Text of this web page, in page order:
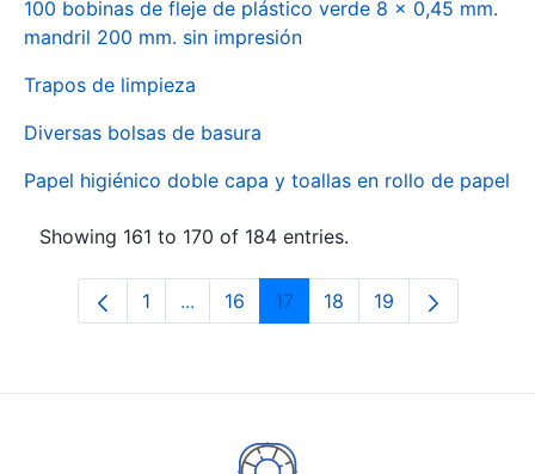
100 bobinas de fleje de plástico verde 8 x 0,45 mm.
mandril 200 mm. sin impresión
Trapos de limpieza
Diversas bolsas de basura
Papel higiénico doble capa y toallas en rollo de papel
Showing 161 to 170 of 184 entries.
Page
1 ...Intermediate Pages Use TAB to
Page
16 Page
17 Page
18 Page
19